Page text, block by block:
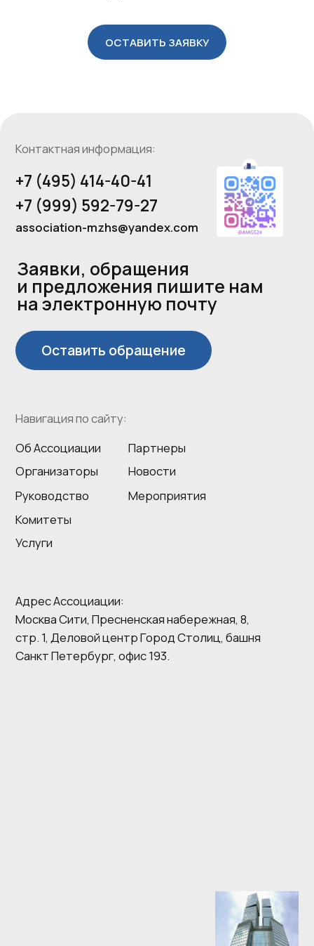
ОСТАВИТЬ ЗАЯВКУ
Ассоциация участников рынка
жилищного строительства
ИНН 9724211958
Москва Сити, Пресненская набережная, 8,
стр. 1, Деловой центр Город Столиц, башня
Санкт Петербург, офис 193.
согласия на получение
рекламных информационных
материалов сайта
и предложения пишите нам
на электронную почту
Новости
Мероприятия
Услуги
Руководство
Комитеты